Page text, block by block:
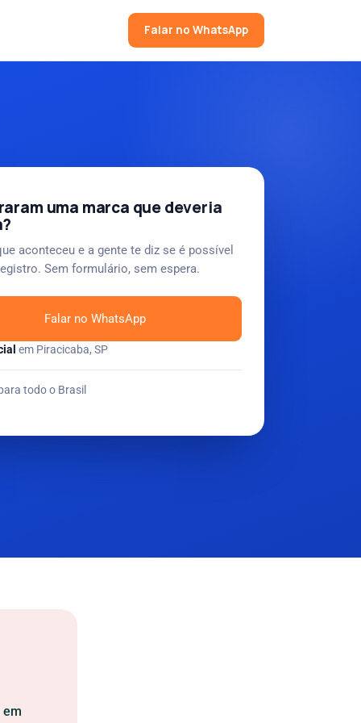
Falar no WhatsApp
uma marca que deveria
aconteceu e a gente te diz se é possível
Sem formulário, sem espera.
Falar no WhatsApp
em Piracicaba, SP
todo o Brasil
em